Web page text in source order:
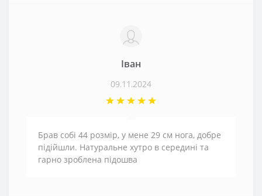
Іван
09.11.2024
Брав собі 44 розмір, у мене 29 см нога, добре
підійшли. Натуральне хутро в середині та
гарно зроблена підошва